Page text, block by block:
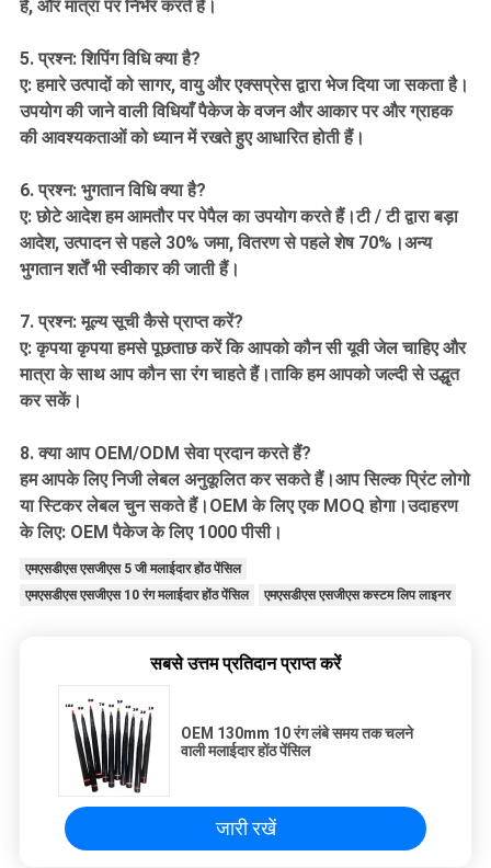
हैं, और मात्रा पर निर्भर करते हैं।
5. प्रश्न: शिपिंग विधि क्या है?
ए: हमारे उत्पादों को सागर, वायु और एक्सप्रेस द्वारा भेज दिया जा सकता है।
उपयोग की जाने वाली विधियाँ पैकेज के वजन और आकार पर और ग्राहक
की आवश्यकताओं को ध्यान में रखते हुए आधारित होती हैं।
6. प्रश्न: भुगतान विधि क्या है?
ए: छोटे आदेश हम आमतौर पर पेपैल का उपयोग करते हैं।टी / टी द्वारा बड़ा
आदेश, उत्पादन से पहले 30% जमा, वितरण से पहले शेष 70%।अन्य
भुगतान शर्तें भी स्वीकार की जाती हैं।
7. प्रश्न: मूल्य सूची कैसे प्राप्त करें?
ए: कृपया कृपया हमसे पूछताछ करें कि आपको कौन सी यूवी जेल चाहिए और
मात्रा के साथ आप कौन सा रंग चाहते हैं।ताकि हम आपको जल्दी से उद्धृत
कर सकें।
8. क्या आप OEM/ODM सेवा प्रदान करते हैं?
हम आपके लिए निजी लेबल अनुकूलित कर सकते हैं।आप सिल्क प्रिंट लोगो
या स्टिकर लेबल चुन सकते हैं।OEM के लिए एक MOQ होगा।उदाहरण
के लिए: OEM पैकेज के लिए 1000 पीसी।
एमएसडीएस एसजीएस 5 जी मलाईदार होंठ पेंसिल
एमएसडीएस एसजीएस 10 रंग मलाईदार होंठ पेंसिल
एमएसडीएस एसजीएस कस्टम लिप लाइनर
सबसे उत्तम प्रतिदान प्राप्त करें
OEM 130mm 10 रंग लंबे समय तक चलने
वाली मलाईदार होंठ पेंसिल
जारी रखें